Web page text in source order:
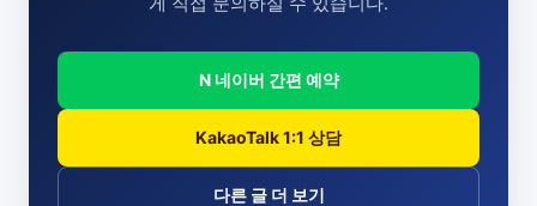
N 네이버 간편 예약
KakaoTalk 1:1 상담
다른 글 더 보기